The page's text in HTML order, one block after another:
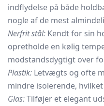
indflydelse på både
nogle af de mest
Nerfrit stål: Kendt for sin
opretholde en kølig
modstandsdygtigt over
Plastik: Letvægts og ofte
mindre isolerende,
Glas:Tilføjer et elegant